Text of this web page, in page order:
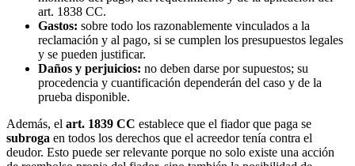
art. 1838 CC.
Gastos: sobre todo los razonablemente vinculados a la
reclamación y al pago, si se cumplen los presupuestos legales
y se pueden justificar.
Daños y perjuicios: no deben darse por supuestos; su
procedencia y cuantificación dependerán del caso y de la
prueba disponible.
Además, el art. 1839 CC establece que el fiador que paga se
subroga en todos los derechos que el acreedor tenía contra el
deudor. Esto puede ser relevante porque no solo existe una acción